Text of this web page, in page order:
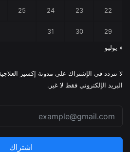
22
23
24
25
29
30
31
« يوليو
لا تتردد في الإشتراك على مدونة إكسير
البريد الإلكتروني فقط لا غير.
اشتراك